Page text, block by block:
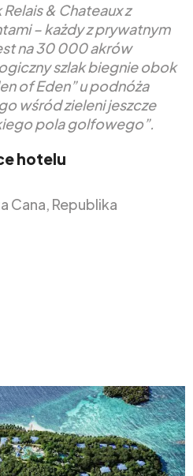
& Chateaux z
– każdy z prywatnym
na 30 000 akrów
szlak biegnie obok
of Eden” u podnóża
wśród zieleni jeszcze
pola golfowego”.
hotelu
Cana, Republika